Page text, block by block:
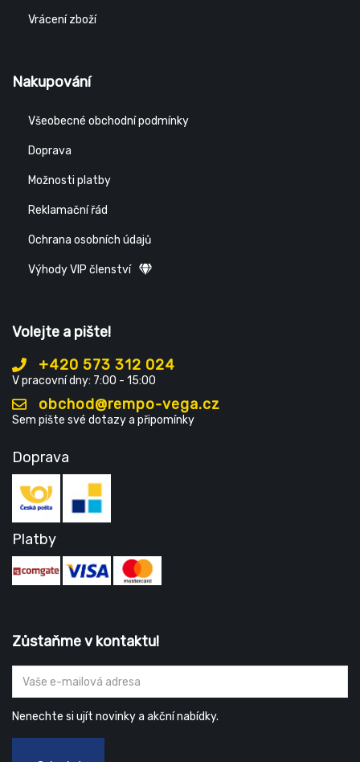
Vrácení zboží
Nakupování
Všeobecné obchodní podmínky
Doprava
Možnosti platby
Reklamační řád
Ochrana osobních údajů
Výhody VIP členství
Volejte a pište!
+420 573 312 024
V pracovní dny: 7:00 - 15:00
obchod@rempo-vega.cz
Sem pište své dotazy a připomínky
Doprava
Platby
Zůstaňme v kontaktu!
Nenechte si ujít novinky a akční nabídky.